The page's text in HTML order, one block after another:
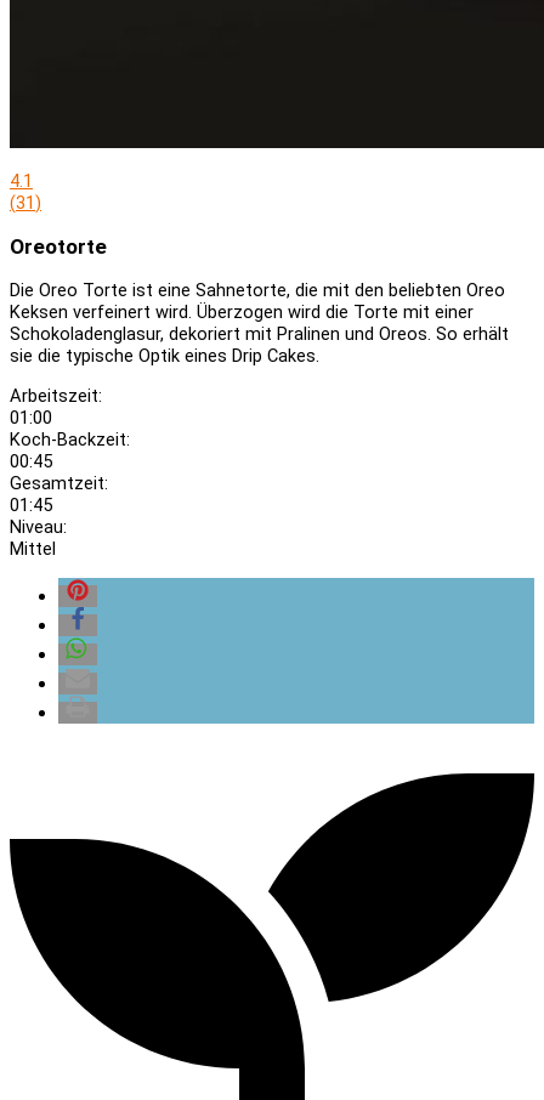
4.1
(31)
Oreotorte
Die Oreo Torte ist eine Sahnetorte, die mit den beliebten Oreo
Keksen verfeinert wird. Überzogen wird die Torte mit einer
Schokoladenglasur, dekoriert mit Pralinen und Oreos. So erhält
sie die typische Optik eines Drip Cakes.
Arbeitszeit:
01:00
Koch-Backzeit:
00:45
Gesamtzeit:
01:45
Niveau:
Mittel